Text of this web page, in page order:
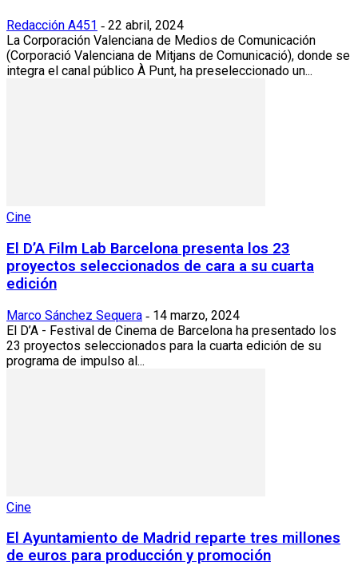
Redacción A451 - 22 abril, 2024
La Corporación Valenciana de Medios de Comunicación
(Corporació Valenciana de Mitjans de Comunicació), donde se
integra el canal público À Punt, ha preseleccionado un...
Cine
El D’A Film Lab Barcelona presenta los 23
proyectos seleccionados de cara a su cuarta
edición
Marco Sánchez Sequera - 14 marzo, 2024
El D’A - Festival de Cinema de Barcelona ha presentado los
23 proyectos seleccionados para la cuarta edición de su
programa de impulso al...
Cine
El Ayuntamiento de Madrid reparte tres millones
de euros para producción y promoción